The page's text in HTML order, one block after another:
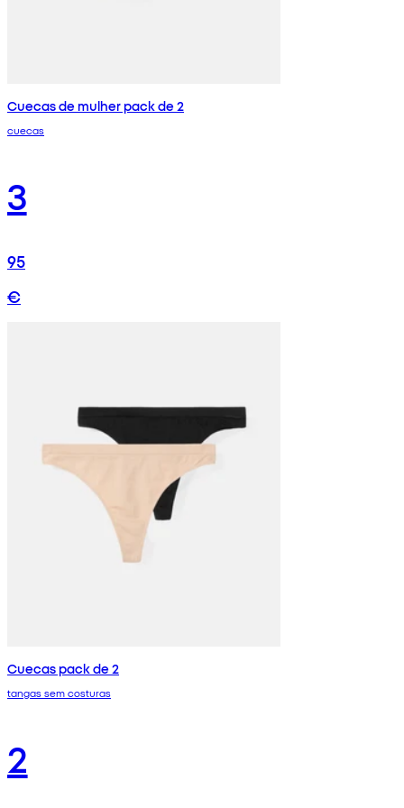
Cuecas de mulher pack de 2
cuecas
3
95
€
Cuecas pack de 2
tangas sem costuras
2